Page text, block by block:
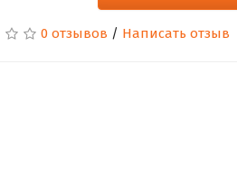
0 отзывов / Написать отзыв